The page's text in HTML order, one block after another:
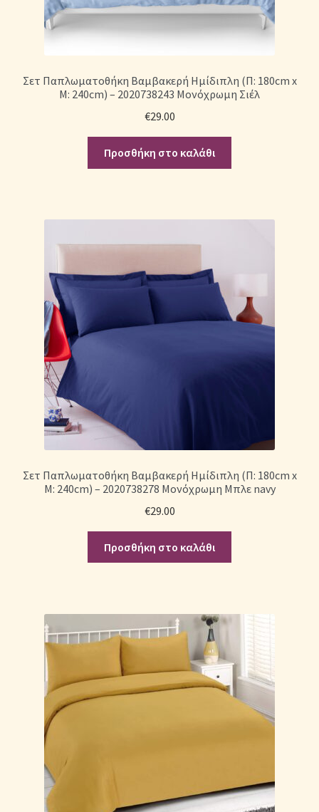
Σετ Παπλωματοθήκη Βαμβακερή Ημίδιπλη (Π: 180cm x
Μ: 240cm) – 2020738243 Μονόχρωμη Σιέλ
€29.00
Προσθήκη στο καλάθι
Σετ Παπλωματοθήκη Βαμβακερή Ημίδιπλη (Π: 180cm x
Μ: 240cm) – 2020738278 Μονόχρωμη Μπλε navy
€29.00
Προσθήκη στο καλάθι